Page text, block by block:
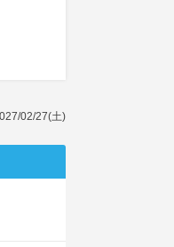
02/27(土)